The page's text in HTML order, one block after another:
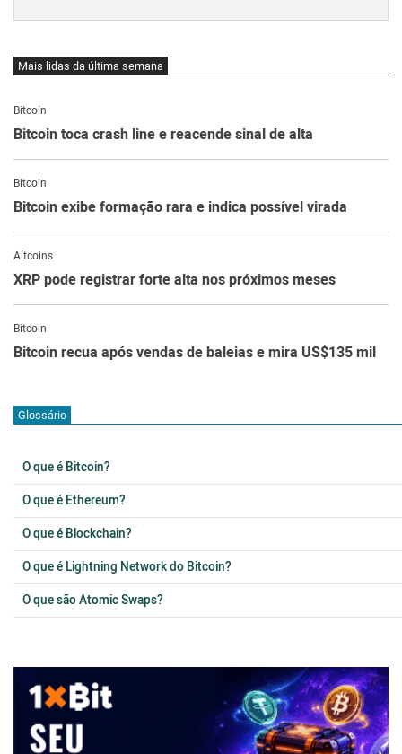
Mais lidas da última semana
Bitcoin
Bitcoin toca crash line e reacende sinal de alta
Bitcoin
Bitcoin exibe formação rara e indica possível virada
Altcoins
XRP pode registrar forte alta nos próximos meses
Bitcoin
Bitcoin recua após vendas de baleias e mira US$135 mil
Glossário
O que é Bitcoin?
O que é Ethereum?
O que é Blockchain?
O que é Lightning Network do Bitcoin?
O que são Atomic Swaps?